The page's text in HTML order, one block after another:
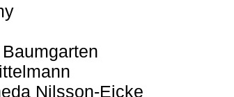
Nilsson-Eicke